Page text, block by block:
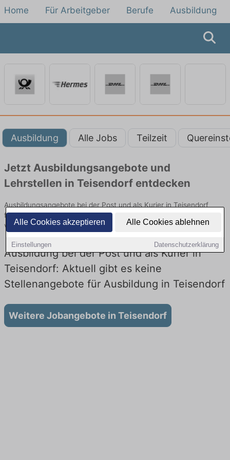
Alle Cookies akzeptieren Alle Cookies ablehnen
Einstellungen Datenschutzerklärung
Home Für Arbeitgeber Berufe Ausbildung
Ausbildung Alle Jobs Teilzeit
Jetzt Ausbildungsangebote und
Lehrstellen in Teisendorf entdecken
Ausbildungsangebote bei der Post und als Kurier in Teisendorf
finden Sie von namhaften Firmen. Entdecken Sie freie Optionen
von Top-Arbeitgebern und bewerben Sie sich noch heute.
Ausbildung bei der Post und als Kurier in
Teisendorf: Aktuell gibt es keine
Stellenangebote für Ausbildung in Teisendorf
Weitere Jobangebote in Teisendorf